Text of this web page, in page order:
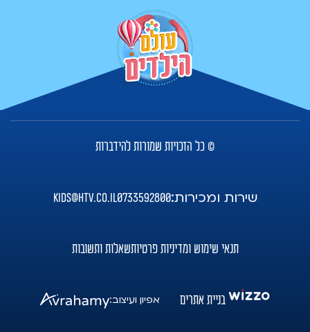
© כל הזכויות שמורות להידברות
שירות ומכירות:0733592800
kids@htv.co.il
תנאי שימוש ומדיניות פרטיותשאלות ותשובות
בניית אתרים אפיון ועיצוב: